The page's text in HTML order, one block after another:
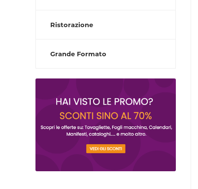
Ristorazione
Grande Formato